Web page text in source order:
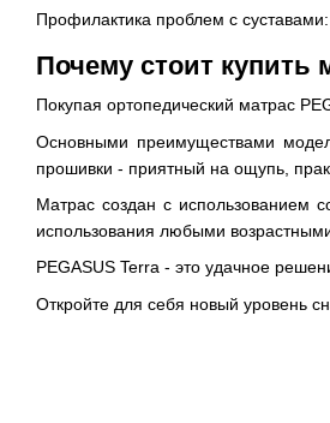
Профилактика проблем с
Почему стоит купить
Покупая ортопедический матрас
Основными преимуществами
прошивки - приятный на ощупь,
Матрас создан с использованием
использования любыми
PEGASUS Terra - это удачное
Откройте для себя новый уровень